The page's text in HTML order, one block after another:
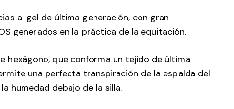
al gel de última generación, con gran
generados en la práctica de la equitación.
hexágono, que conforma un tejido de última
una perfecta transpiración de la espalda del
humedad debajo de la silla.